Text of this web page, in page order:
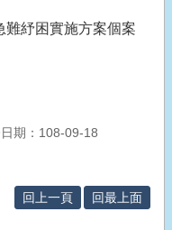
難紓困實施方案個案
期：108-09-18
回上一頁 回最上面